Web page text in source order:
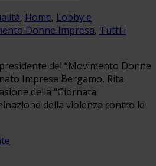
, Home, Lobby e
Donne Impresa, Tutti i
del “Movimento Donne
Imprese Bergamo, Rita
della “Giornata
della violenza contro le